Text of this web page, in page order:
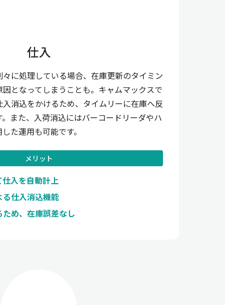
仕入
に処理している場合、在庫更新のタイミン
となってしまうことも。キャムマックスで
消込をかけるため、タイムリーに在庫へ反
また、入荷消込にはバーコードリーダやハ
た運用も可能です。
メリット
入を自動計上
仕入消込機能
め、在庫誤差なし